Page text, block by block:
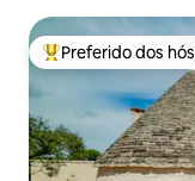
Entre os melhores
Preferido dos